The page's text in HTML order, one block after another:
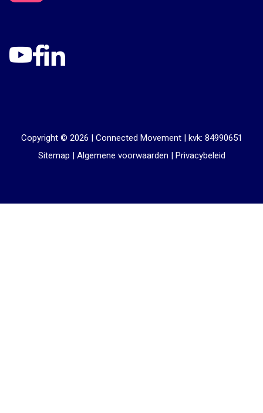
Copyright © 2026 | Connected Movement| kvk: 84990651
Sitemap | Algemene voorwaarden | Privacybeleid